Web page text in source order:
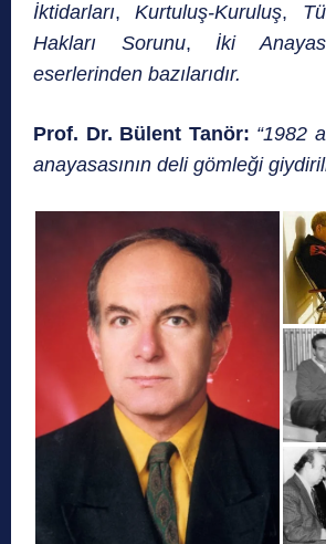
İktidarları,Kurtuluş-Kuruluş,
Hakları Sorunu, İki
eserlerinden bazılarıdır.
Prof. Dr. Bülent Tanör: “1982
anayasasının deli gömleği